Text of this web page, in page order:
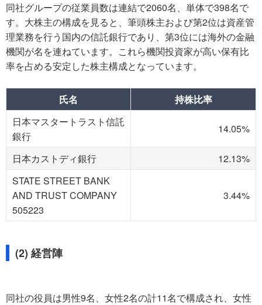
同社グループの従業員数は連結で2060名、単体で398名で
す。大株主の構成を見ると、筆頭株主および第2位は資産管
理業務を行う国内の信託銀行であり、第3位には海外の金融
機関が名を連ねています。これら機関投資家が高い保有比
率を占める安定した株主構成となっています。
氏名
持株比率
日本マスタートラスト信託
銀行
14.05%
日本カストディ銀行
12.13%
STATE STREET BANK
AND TRUST COMPANY
505223
3.44%
(2) 経営陣
同社の役員は男性9名、女性2名の計11名で構成され、女性